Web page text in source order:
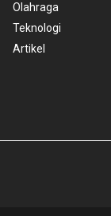
Olahraga
Teknologi
Artikel